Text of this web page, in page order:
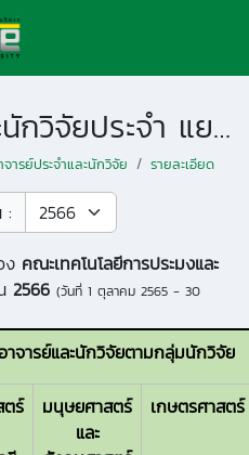
รายชื่ออาจารย์และนักวิจัยประจำ แยกตามหน่วยงาน
ารย์ประจำและนักวิจัย รายละเอียด
:
ง คณะเทคโนโลยีการประมงและ
2566 (วันที่ 1 ตุลาคม 2565 - 30
าจารย์และนักวิจัยตามกลุ่มนักวิจัย
ตร์
มนุษยศาสตร์
และ
เกษตรศาสตร์